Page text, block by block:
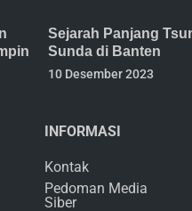
Sejarah Panjang
Sunda di Banten
10 Desember 2023
INFORMASI
Kontak
Pedoman Media
Siber